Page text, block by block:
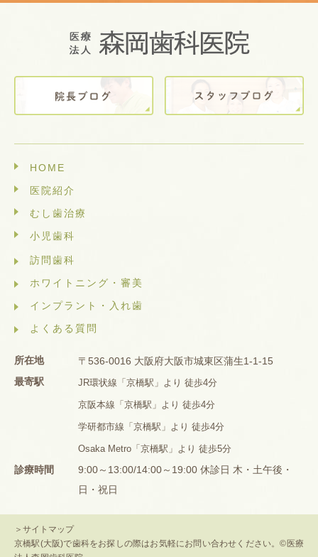
HOME
医院紹介
むし歯治療
小児歯科
訪問歯科
ホワイトニング・審美
インプラント・入れ歯
よくある質問
所在地
〒536-0016 大阪府大阪市城東区蒲生1-1-15
最寄駅
JR環状線「京橋駅」より 徒歩4分
京阪本線「京橋駅」より 徒歩4分
学研都市線「京橋駅」より 徒歩4分
Osaka Metro「京橋駅」より 徒歩5分
診療時間
9:00～13:00/14:00～19:00 休診日 木・土午後・
日・祝日
＞サイトマップ
京橋駅(大阪)で歯科をお探しの際はお気軽にお問い合わせください。©医療